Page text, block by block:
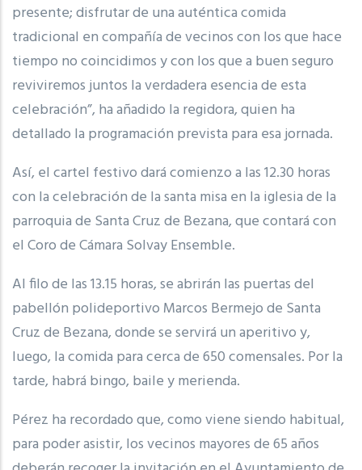
presente; disfrutar de una auténtica comida
tradicional en compañía de vecinos con los que hace
tiempo no coincidimos y con los que a buen seguro
reviviremos juntos la verdadera esencia de esta
celebración”, ha añadido la regidora, quien ha
detallado la programación prevista para esa jornada.
Así, el cartel festivo dará comienzo a las 12.30 horas
con la celebración de la santa misa en la iglesia de la
parroquia de Santa Cruz de Bezana, que contará con
el Coro de Cámara Solvay Ensemble.
Al filo de las 13.15 horas, se abrirán las puertas del
pabellón polideportivo Marcos Bermejo de Santa
Cruz de Bezana, donde se servirá un aperitivo y,
luego, la comida para cerca de 650 comensales. Por la
tarde, habrá bingo, baile y merienda.
Pérez ha recordado que, como viene siendo habitual,
para poder asistir, los vecinos mayores de 65 años